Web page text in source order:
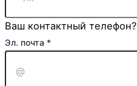
Ваш контактный телефон?
Эл. почта *